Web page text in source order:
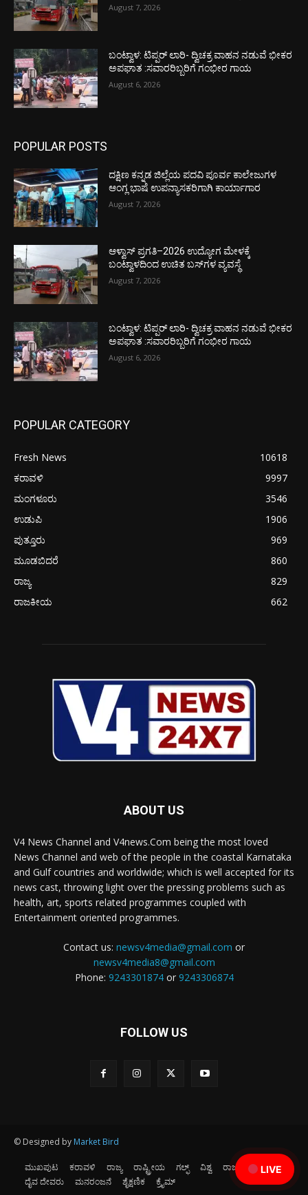
LIVE
August 7, 2026
ಬಂಟ್ವಾಳ: ಟಿಪ್ಪರ್ ಲಾರಿ- ದ್ವಿಚಕ್ರ ವಾಹನ ನಡುವೆ ಭೀಕರ
ಅಪಘಾತ :ಸವಾರರಿಬ್ಬರಿಗೆ ಗಂಭೀರ ಗಾಯ
August 6, 2026
POPULAR POSTS
ದಕ್ಷಿಣ ಕನ್ನಡ ಜಿಲ್ಲೆಯ ಪದವಿ ಪೂರ್ವ ಕಾಲೇಜುಗಳ
ಆಂಗ್ಲ ಭಾಷೆ ಉಪನ್ಯಾಸಕರಿಗಾಗಿ ಕಾರ್ಯಾಗಾರ
August 7, 2026
ಆಳ್ವಾಸ್ ಪ್ರಗತಿ–2026 ಉದ್ಯೋಗ ಮೇಳಕ್ಕೆ
ಬಂಟ್ವಾಳದಿಂದ ಉಚಿತ ಬಸ್‌ಗಳ ವ್ಯವಸ್ಥೆ
August 7, 2026
ಬಂಟ್ವಾಳ: ಟಿಪ್ಪರ್ ಲಾರಿ- ದ್ವಿಚಕ್ರ ವಾಹನ ನಡುವೆ ಭೀಕರ
ಅಪಘಾತ :ಸವಾರರಿಬ್ಬರಿಗೆ ಗಂಭೀರ ಗಾಯ
August 6, 2026
POPULAR CATEGORY
Fresh News
10618
ಕರಾವಳಿ
9997
ಮಂಗಳೂರು
3546
ಉಡುಪಿ
1906
ಪುತ್ತೂರು
969
ಮೂಡಬಿದರೆ
860
ರಾಜ್ಯ
829
ರಾಜಕೀಯ
662
ABOUT US
V4 News Channel and V4news.Com being the most loved
News Channel and web of the people in the coastal Karnataka
and Gulf countries and worldwide; which is well accepted for its
news cast, throwing light over the pressing problems such as
health, art, sports related programmes coupled with
Entertainment oriented programmes.
Contact us: newsv4media@gmail.com or
newsv4media8@gmail.com
Phone: 9243301874or 9243306874
FOLLOW US
© Designed by Market Bird
ಮುಖಪುಟ ಕರಾವಳಿ ರಾಜ್ಯ ರಾಷ್ಟ್ರೀಯ ಗಲ್ಫ್ ವಿಶ್ವ ರಾಜಕೀಯ
ಕ್ರೀಡೆ
ದೈವ ದೇವರು
ಮನರಂಜನೆ ಶೈಕ್ಷಣಿಕ ಕ್ರೈಮ್